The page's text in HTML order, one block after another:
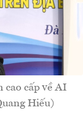
cao cấp về AI
Hiếu)